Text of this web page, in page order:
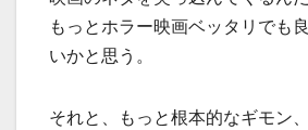
もっとホラー映画ベッタリでも
いかと思う。
それと、もっと根本的なギモン、